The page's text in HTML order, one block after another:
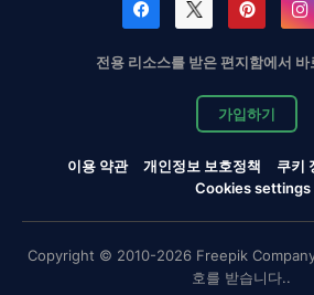
전용 리소스를 받은 편지함에서
가입하기
이용 약관 개인정보 보호정책 쿠키
Cookies settings
Copyright © 2010-2026 Freepik Company
호를 받습니다..